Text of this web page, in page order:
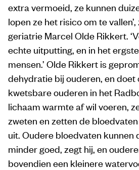
extra vermoeid, ze kunnen
lopen ze het risico om te
geriatrie Marcel Olde Rikkert.
echte uitputting, en in het
mensen.’ Olde Rikkert is
dehydratie bij ouderen, en
kwetsbare ouderen in het
lichaam warmte af wil voeren,
zweten en zetten de
uit. Oudere bloedvaten kunnen
minder goed, zegt hij, en
bovendien een kleinere